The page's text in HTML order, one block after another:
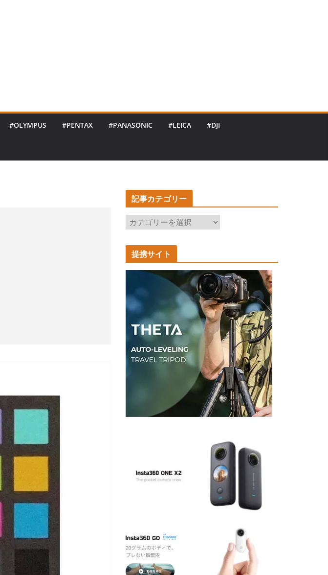
#OLYMPUS #PENTAX #PANASONIC #LEICA #DJI
記事カテゴリー
記
事
カ
テ
ゴ
ー
提携サイト